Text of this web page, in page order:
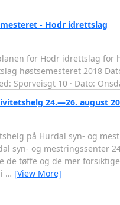
- Hodr idrettslag
for Hodr idrettslag for
høstsemesteret 2018
Sporveisgt 10 · Dato:
24.—26. august
på Hurdal syn- og
syn- og mestringssenter
tøffe og de mer
… [View More]